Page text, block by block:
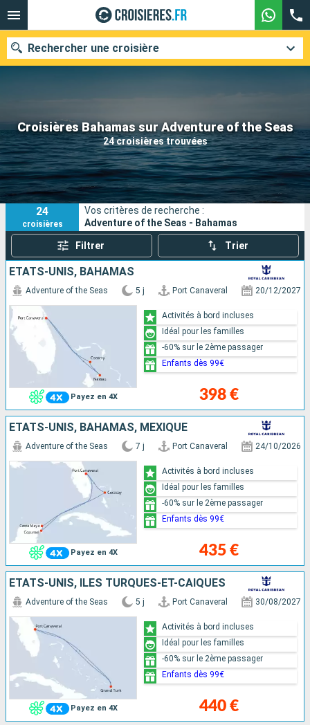
Croisières Bahamas sur Adventure of the Seas
24 croisières trouvées
Rechercher une croisière
Nos destinations
Mois de départ
Ports Compagnies
Rechercher
24
croisières
Vos critères de recherche :
Adventure of the Seas - Bahamas
Filtrer Trier
ÉTATS-UNIS, BAHAMAS
Payez en 4X
Adventure of the Seas 5 j Port Canaveral 20/12/2027
398 €
Activités à bord incluses
Idéal pour les familles
-60% sur le 2ème passager
Enfants dès 99€
ÉTATS-UNIS, BAHAMAS, MEXIQUE
Payez en 4X
Adventure of the Seas 7 j Port Canaveral 24/10/2026
435 €
Activités à bord incluses
Idéal pour les familles
-60% sur le 2ème passager
Enfants dès 99€
ÉTATS-UNIS, ÎLES TURQUES-ET-CAÏQUES
Payez en 4X
Adventure of the Seas 5 j Port Canaveral 30/08/2027
440 €
Activités à bord incluses
Idéal pour les familles
-60% sur le 2ème passager
Enfants dès 99€